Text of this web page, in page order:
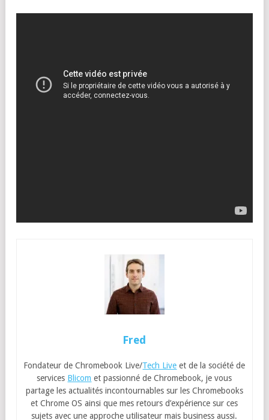
Fred
Fondateur de Chromebook Live/Tech Live et de la société de
services Blicom et passionné de Chromebook, je vous
partage les actualités incontournables sur les Chromebooks
et Chrome OS ainsi que mes retours d’expérience sur ces
sujets avec une approche utilisateur mais business aussi.